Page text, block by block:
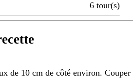
6 tour(s)
de 10 cm de côté environ.